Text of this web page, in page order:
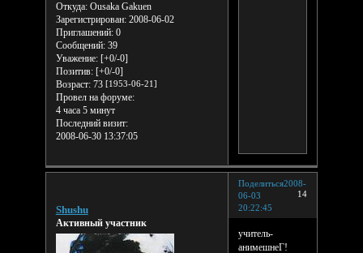
Откуда:Ousaka Gakuen
Зарегистрирован: 2008-06-02
Приглашений:0
Сообщений:39
Уважение: [+0/-0]
Позитив: [+0/-0]
Возраст:73 [1953-06-21]
Провел на форуме:
4 часа 5 минут
Последний визит:
2008-06-30 13:37:05
Поделиться
14
2008-
06-03
20:22:45
Shushu
Активный участник
учитель-
анимешнеГ!